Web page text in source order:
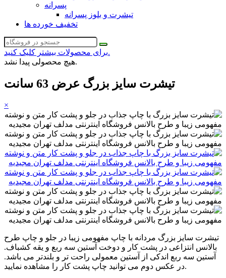
پسرانه
تیشرت و بلوز پسرانه
تخفیف خورده ها
برای محصولات بیشتر کلیک کنید.
هیچ محصولی پیدا نشد.
تیشرت سایز بزرگ عرض 63 سانت
×
تیشرت سایز بزرگ مردانه با چاپ مفهومی زیبا در جلو و چاپ طرح
بالانس انتزاعی در پشت کار و دوخت آستین سه ربع و یقه کشباف.
آستین سه ربع اندکی از آستین معمولی راحت تر و بلندتر می باشد.
در عکس دوم می توانید چاپ پشت کار را مشاهده نمایید.